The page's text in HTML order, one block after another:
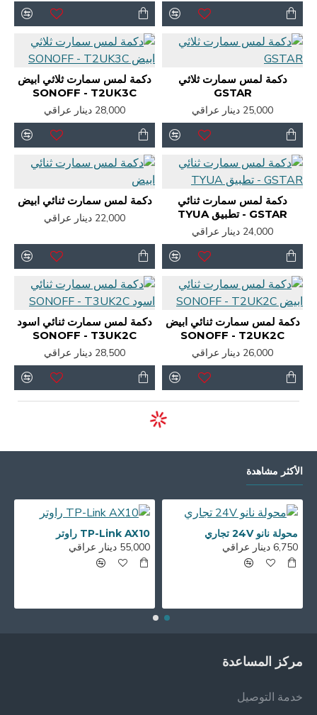
دكمة لمس سمارت ثلاثي
GSTAR
25,000 دينار عراقي
دكمة لمس سمارت ثلاثي ابيض
SONOFF - T2UK3C
28,000 دينار عراقي
دكمة لمس سمارت ثنائي
GSTAR - تطبيق TYUA
24,000 دينار عراقي
دكمة لمس سمارت ثنائي ابيض
22,000 دينار عراقي
دكمة لمس سمارت ثنائي ابيض
SONOFF - T2UK2C
26,000 دينار عراقي
دكمة لمس سمارت ثنائي اسود
SONOFF - T3UK2C
28,500 دينار عراقي
الأكثر مشاهدة
محولة نانو 24V تجاري
6,750 دينار عراقي
TP-Link AX10 راوتر
55,000 دينار عراقي
مركز المساعدة
خدمة التوصيل